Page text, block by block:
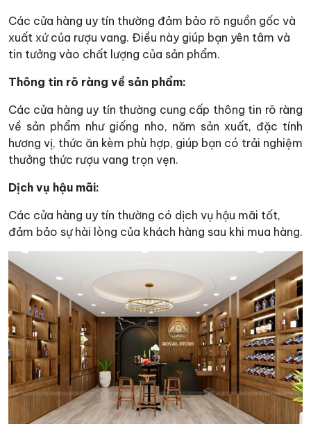
Các cửa hàng uy tín thường đảm bảo rõ nguồn gốc và
xuất xứ của rượu vang. Điều này giúp bạn yên tâm và
tin tưởng vào chất lượng của sản phẩm.
Thông tin rõ ràng về sản phẩm:
Các cửa hàng uy tín thường cung cấp thông tin rõ ràng
về sản phẩm như giống nho, năm sản xuất, đặc tính
hương vị, thức ăn kèm phù hợp, giúp bạn có trải nghiệm
thưởng thức rượu vang trọn vẹn.
Dịch vụ hậu mãi:
Các cửa hàng uy tín thường có dịch vụ hậu mãi tốt,
đảm bảo sự hài lòng của khách hàng sau khi mua hàng.